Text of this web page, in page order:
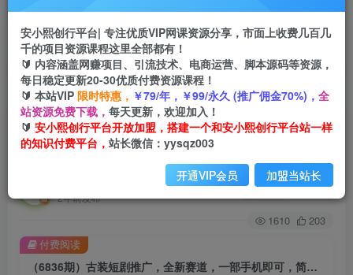
首页 创业课程 会员专属 正文
（6836期）古装短剧推广，全新赛道，一部手机
即可，简单上手。
2年前发布
关注 私信
1610 203
（6836期）古装短剧推广，全新赛道，一部手机即可，简单上手。
付费阅读
安小熙创行平台| 专注优质VIP网课资源分享，市面上收费几百几
千的项目资源课程这里全部都有！
🔰 内容涵盖网赚项目、引流技术、电商运营、脚本源码等资源，
每日稳定更新20-30优质付费资源课程！
🔰 本站VIP 限时特惠， ￥79/年，￥99/永久 (推广佣金70%)， 全
站资源免费下载， 每天更新，欢迎加入！
🔰 安小熙创行平台开放加盟，搭建一个和安小熙创行平台站一样
的知识付费平台， 站长微信：yysqz003
开通VIP会员 加盟当站长